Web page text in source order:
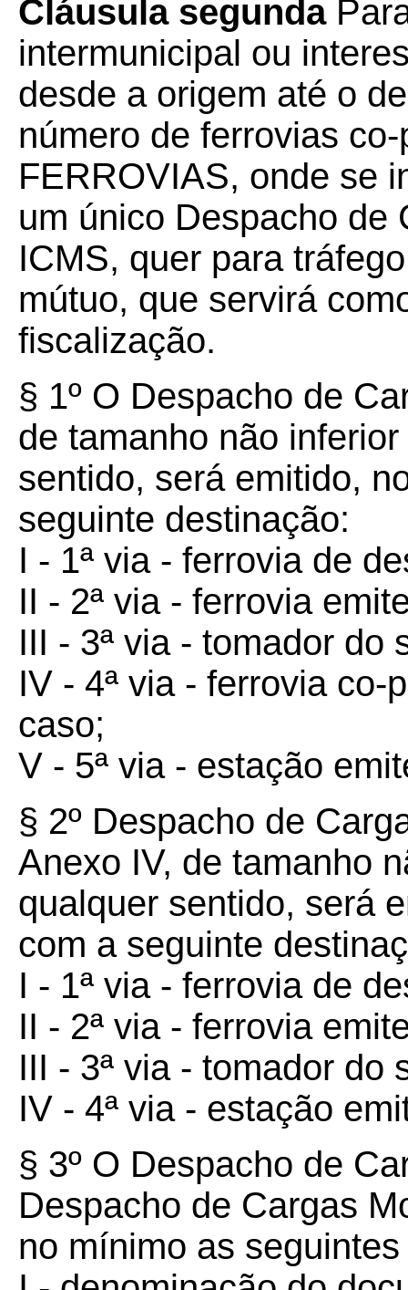
Cláusula segunda
intermunicipal ou
desde a origem até o
número de ferrovias
FERROVIAS, onde se
um único Despacho de
ICMS, quer para
mútuo, que servirá
fiscalização.
§ 1º O Despacho de
de tamanho não
sentido, será emitido,
seguinte destinação:
I - 1ª via - ferrovia de
II - 2ª via - ferrovia
III - 3ª via - tomador do
IV - 4ª via - ferrovia co-
caso;
V - 5ª via - estação
§ 2º Despacho de
Anexo IV, de tamanho
qualquer sentido, será
com a seguinte
I - 1ª via - ferrovia de
II - 2ª via - ferrovia
III - 3ª via - tomador do
IV - 4ª via - estação
§ 3º O Despacho de
Despacho de Cargas
no mínimo as